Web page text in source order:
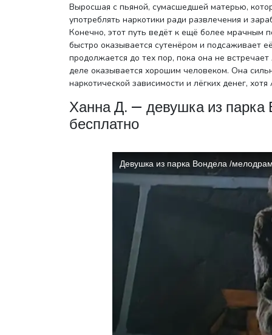
Выросшая с пьяной, сумасшедшей матерью, которая винила Ханну в том, что та теряет красоту, Ханна начинает
употреблять наркотики ради развлечения и
Конечно, этот путь ведёт к ещё более мрачным
быстро оказывается сутенёром и подсаживает
продолжается до тех пор, пока она не
деле оказывается хорошим человеком. Она
наркотической зависимости и лёгких денег,
Ханна Д. — девушка из
бесплатно